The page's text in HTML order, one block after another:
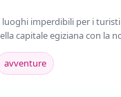
luoghi imperdibili per i
capitale egiziana con la
avventure